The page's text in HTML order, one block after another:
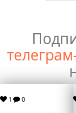
1 0